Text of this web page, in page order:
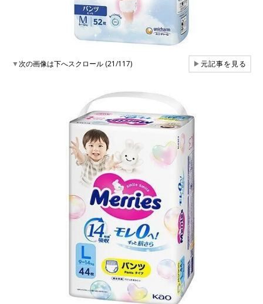
▼次の画像は下へスクロール (21/117) ▶元記事を見る